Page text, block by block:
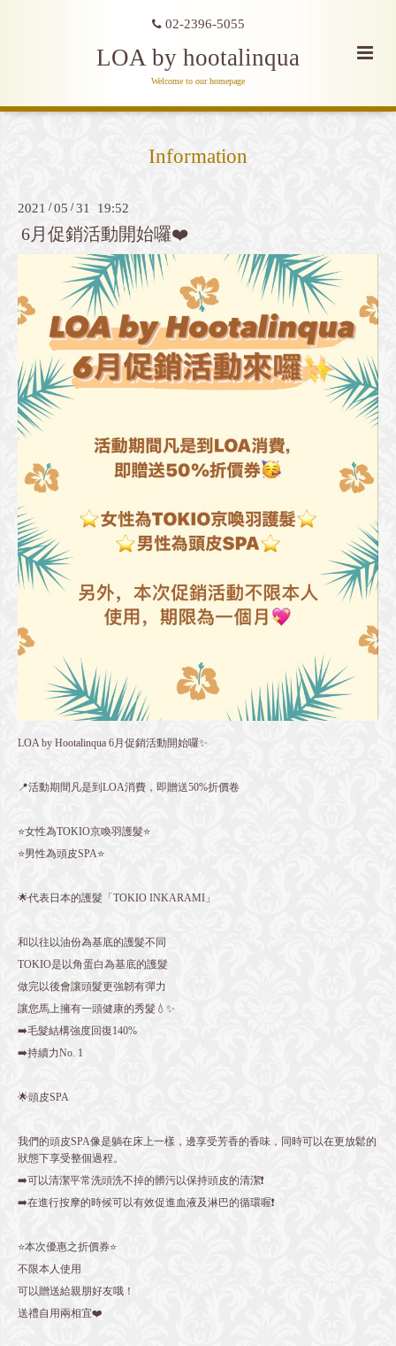
02-2396-5055
LOA by hootalinqua
Welcome to our homepage
Information
2021 /05 /31 19:52
6月促銷活動開始囉❤️
LOA by Hootalinqua 6月促銷活動開始囉✨
📍活動期間凡是到LOA消費，即贈送50%折價卷
⭐️女性為TOKIO京喚羽護髮⭐️
⭐️男性為頭皮SPA⭐️
🌟代表日本的護髮「TOKIO INKARAMI」
和以往以油份為基底的護髮不同
TOKIO是以角蛋白為基底的護髮
做完以後會讓頭髮更強韌有彈力
讓您馬上擁有一頭健康的秀髮💧✨
➡️毛髮結構強度回復140%
➡️持續力No. 1
🌟頭皮SPA
我們的頭皮SPA像是躺在床上一樣，邊享受芳香的香味，同時可以在更放鬆的
狀態下享受整個過程。
➡️可以清潔平常洗頭洗不掉的髒污以保持頭皮的清潔❗️
➡️在進行按摩的時候可以有效促進血液及淋巴的循環喔❗️
⭐️本次優惠之折價券⭐️
不限本人使用
可以贈送給親朋好友哦！
送禮自用兩相宜❤️